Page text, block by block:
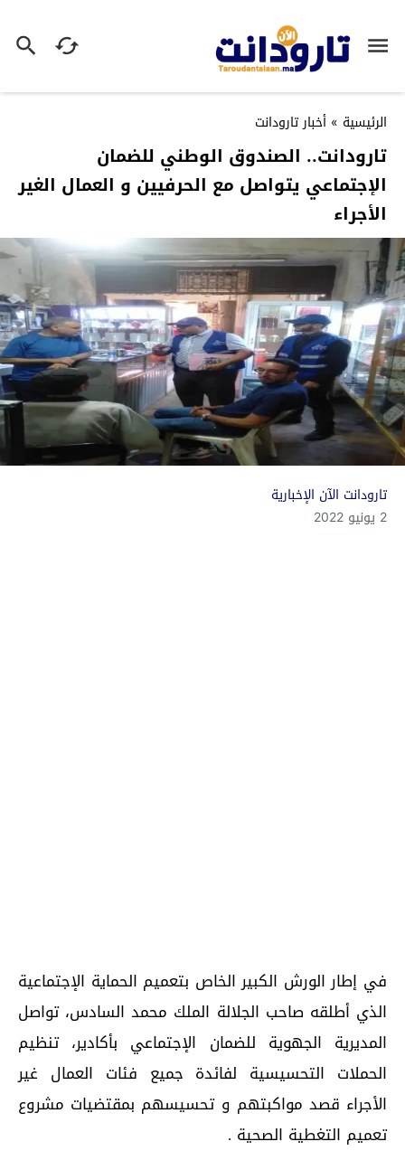
الرئيسية » أخبار تارودانت
تارودانت.. الصندوق الوطني للضمان
الإجتماعي يتواصل مع الحرفيين و العمال الغير
الأجراء
تارودانت الآن الإخبارية
2 يونيو 2022
في إطار الورش الكبير الخاص بتعميم الحماية الإجتماعية
الذي أطلقه صاحب الجلالة الملك محمد السادس، تواصل
المديرية الجهوية للضمان الإجتماعي بأكادير، تنظيم
الحملات التحسيسية لفائدة جميع فئات العمال غير
الأجراء قصد مواكبتهم و تحسيسهم بمقتضيات مشروع
تعميم التغطية الصحية .